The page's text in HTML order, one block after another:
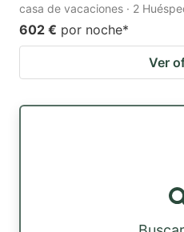
casa de vacaciones · 2
602 € por noche*
Ver